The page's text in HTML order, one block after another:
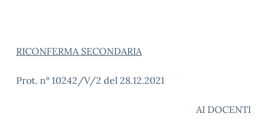
RICONFERMA SECONDARIA
Prot. n° 10242/V/2 del 28.12.2021
AI DOCENTI